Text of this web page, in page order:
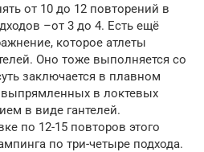
от 10 до 12 повторений в
–от 3 до 4. Есть ещё
которое атлеты
Оно тоже выполняется со
заключается в плавном
в локтевых
в виде гантелей.
по 12-15 повторов этого
по три-четыре подхода.